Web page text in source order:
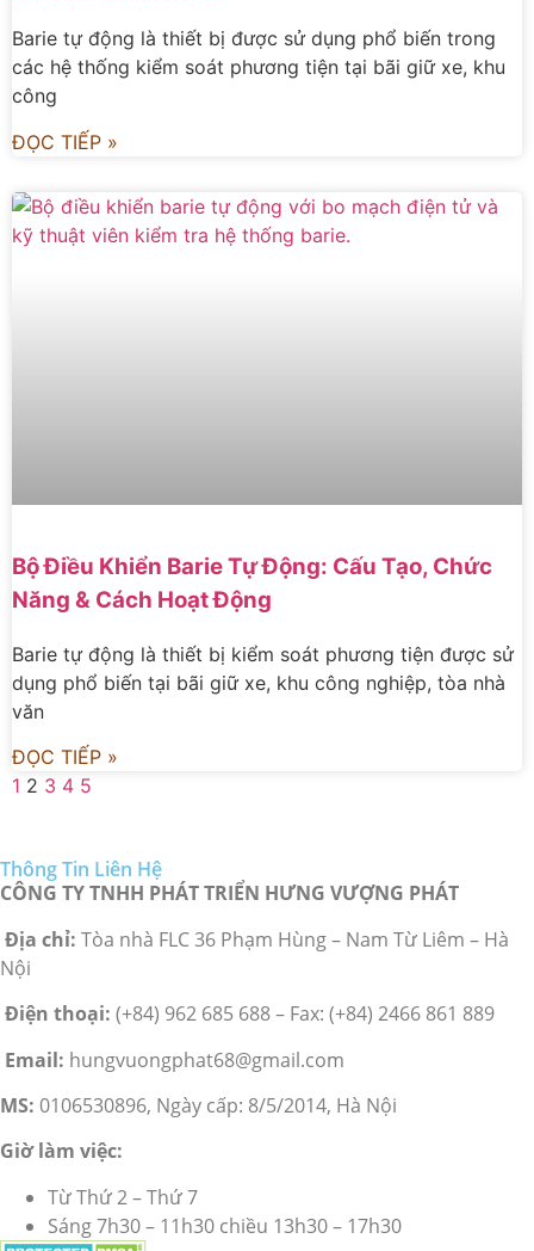
Barie tự động là thiết bị được sử dụng phổ biến trong
các hệ thống kiểm soát phương tiện tại bãi giữ xe, khu
công
ĐỌC TIẾP »
Bộ Điều Khiển Barie Tự Động: Cấu Tạo, Chức
Năng & Cách Hoạt Động
Barie tự động là thiết bị kiểm soát phương tiện được sử
dụng phổ biến tại bãi giữ xe, khu công nghiệp, tòa nhà
văn
ĐỌC TIẾP »
1 2 3 4 5
Thông Tin Liên Hệ
CÔNG TY TNHH PHÁT TRIỂN HƯNG VƯỢNG PHÁT
Địa chỉ: Tòa nhà FLC 36 Phạm Hùng – Nam Từ Liêm – Hà
Nội
Điện thoại: (+84) 962 685 688 – Fax: (+84) 2466 861 889
Email: hungvuongphat68@gmail.com
MS: 0106530896, Ngày cấp: 8/5/2014, Hà Nội
Giờ làm việc:
Từ Thứ 2 – Thứ 7
Sáng 7h30 – 11h30 chiều 13h30 – 17h30